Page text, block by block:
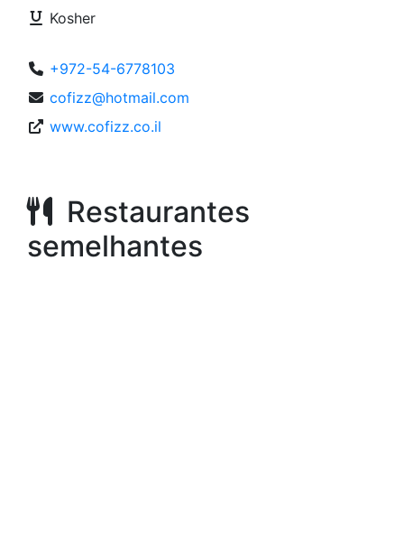
Kosher
+972-54-6778103
cofizz@hotmail.com
www.cofizz.co.il
Restaurantes
semelhantes